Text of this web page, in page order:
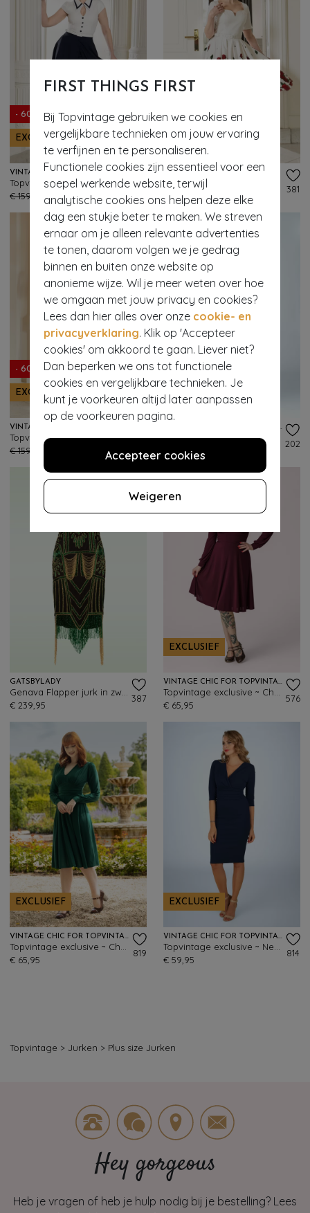
FIRST THINGS FIRST
Bij Topvintage gebruiken we cookies en
vergelijkbare technieken om jouw ervaring
te verfijnen en te personaliseren.
Functionele cookies zijn essentieel voor een
soepel werkende website, terwijl
analytische cookies ons helpen deze elke
dag een stukje beter te maken. We streven
ernaar om je alleen relevante advertenties
te tonen, daarom volgen we je gedrag
binnen en buiten onze website op
anonieme wijze. Wil je meer weten over hoe
we omgaan met jouw privacy en cookies?
Lees dan hier alles over onze cookie- en
privacyverklaring. Klik op 'Accepteer
cookies' om akkoord te gaan. Liever niet?
Dan beperken we ons tot functionele
cookies en vergelijkbare technieken. Je
kunt je voorkeuren altijd later aanpassen
op de voorkeuren pagina.
Accepteer cookies
Weigeren
- 60%
EXCLUSIEF
VINTAGE DIVA
Topvintage exclusive ~ The Gina pencil jurk met overrok in wit en navy
€ 159,95
€ 63,95
194
- 50%
EXCLUSIEF
VINTAGE DIVA
€ 159,95 € 79,95
381
- 60%
EXCLUSIEF
VINTAGE DIVA
Topvintage exclusive ~ The Isabel pencil jurk met overrok in rood
€ 159,95
- 61%
EXCLUSIEF
VINTAGE CHIC FOR TOPVINTAGE
€ 65,95
202
GATSBYLADY
€ 239,95
387
EXCLUSIEF
VINTAGE CHIC FOR TOPVINTAGE
€ 65,95
576
EXCLUSIEF
VINTAGE CHIC FOR TOPVINTAGE
€ 65,95
819
EXCLUSIEF
VINTAGE CHIC FOR TOPVINTAGE
€ 59,95
814
Topvintage > Jurken > Plus size Jurken
Hey gorgeous
Heb je vragen of heb je hulp nodig bij je bestelling? Lees